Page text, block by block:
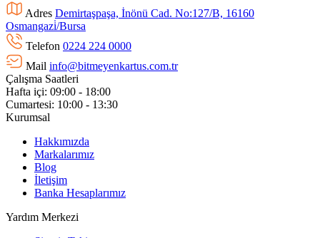
Adres Demirtaşpaşa, İnönü Cad. No:127/B, 16160
Osmangazi̇/Bursa
Telefon 0224 224 0000
Mail info@bitmeyenkartus.com.tr
Çalışma Saatleri
Hafta içi: 09:00 - 18:00
Cumartesi: 10:00 - 13:30
Kurumsal
Hakkımızda
Markalarımız
Blog
İletişim
Banka Hesaplarımız
Yardım Merkezi